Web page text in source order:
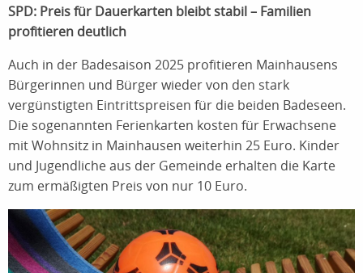
SPD: Preis für Dauerkarten bleibt stabil – Familien
profitieren deutlich
Auch in der Badesaison 2025 profitieren Mainhausens
Bürgerinnen und Bürger wieder von den stark
vergünstigten Eintrittspreisen für die beiden Badeseen.
Die sogenannten Ferienkarten kosten für Erwachsene
mit Wohnsitz in Mainhausen weiterhin 25 Euro. Kinder
und Jugendliche aus der Gemeinde erhalten die Karte
zum ermäßigten Preis von nur 10 Euro.